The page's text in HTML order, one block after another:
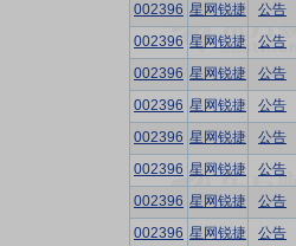
002396 星网锐捷
公告
002396 星网锐捷
公告
002396 星网锐捷
公告
002396 星网锐捷
公告
002396 星网锐捷
公告
002396 星网锐捷
公告
002396 星网锐捷
公告
002396 星网锐捷 公告